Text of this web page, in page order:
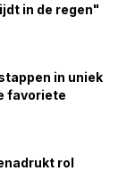
in de regen"
in uniek
favoriete
rol